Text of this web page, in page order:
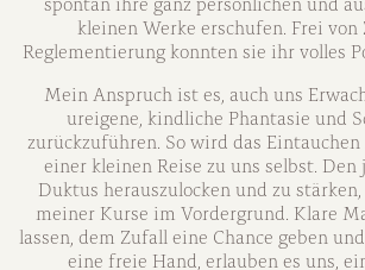
kleinen Werke erschufen. Frei von
Reglementierung konnten sie ihr volles
Mein Anspruch ist es, auch uns
ureigene, kindliche Phantasie und
zurückzuführen. So wird das
einer kleinen Reise zu uns selbst. Den
Duktus herauszulocken und zu
meiner Kurse im Vordergrund. Klare
lassen, dem Zufall eine Chance geben
eine freie Hand, erlauben es uns,